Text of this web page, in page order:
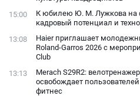
15:00
К юбилею Ю. М. Лужкова на
кадровый потенциал и
13:08
Haier приглашает
Roland-Garros 2026 с
Club
13:13
Merach S29R2:
освобождает
фитнес